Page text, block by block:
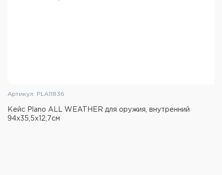
Артикул: PLA11836
Кейс Plano ALL WEATHER для оружия, внутренний
94х35,5х12,7см